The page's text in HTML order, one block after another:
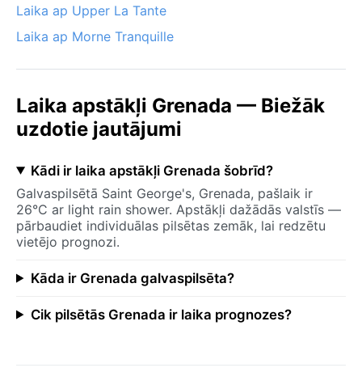
Laika ap Upper La Tante
Laika ap Morne Tranquille
Laika apstākļi Grenada — Biežāk
uzdotie jautājumi
Kādi ir laika apstākļi Grenada šobrīd?
Galvaspilsētā Saint George's, Grenada, pašlaik ir
26°C ar light rain shower. Apstākļi dažādās valstīs —
pārbaudiet individuālas pilsētas zemāk, lai redzētu
vietējo prognozi.
Kāda ir Grenada galvaspilsēta?
Cik pilsētās Grenada ir laika prognozes?